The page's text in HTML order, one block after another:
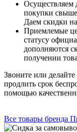
Осуществляем
покупки свыше
Даем скидки
Приемлемые
статусу
дополняются
получении
Звоните или делайте
продлить срок
помощью
Все товары бренда